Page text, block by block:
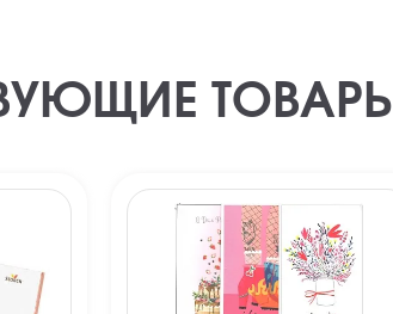
ТОВАРЫ